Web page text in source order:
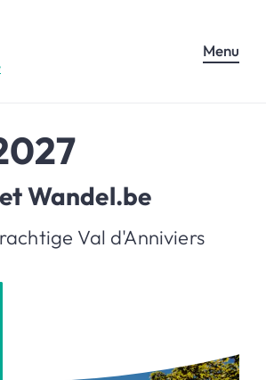
Menu
Wandel.be
Val d'Anniviers